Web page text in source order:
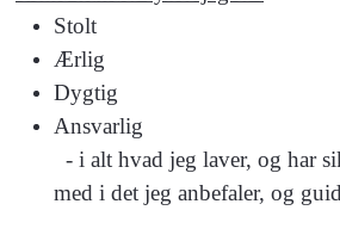
Stolt
Ærlig
Dygtig
Ansvarlig
- i alt hvad jeg laver, og har
med i det jeg anbefaler, og